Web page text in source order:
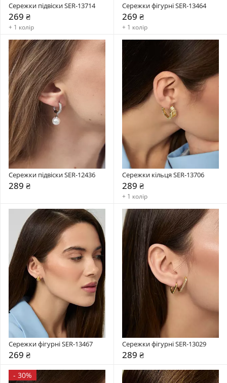
Сережки підвіски SER-13714
269 ₴
+ 1 колір
Сережки фігурні SER-13464
269 ₴
+ 1 колір
Сережки підвіски SER-12436
289 ₴
Сережки кільця SER-13706
289 ₴
+ 1 колір
Сережки фігурні SER-13467
269 ₴
Сережки фігурні SER-13029
289 ₴
- 30%